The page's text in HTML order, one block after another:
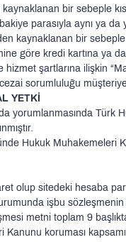
bir sebeple
parasıyla aynı ya
kaynaklanan bir
göre kredi kartına ya
şartlarına ilişkin
sorumluluğu
YETKİ
yorumlanmasında Türk
Hukuk Muhakemeleri
olup sitedeki hesaba
işbu
metni toplam 9
Kanunu koruması